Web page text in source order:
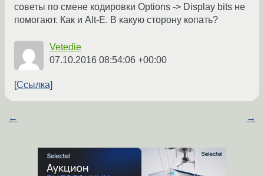
советы по смене кодировки Options -> Display bits не
помогают. Как и Alt-E. В какую сторону копать?
Vetedie
07.10.2016 08:54:06 +00:00
Ссылка
← →